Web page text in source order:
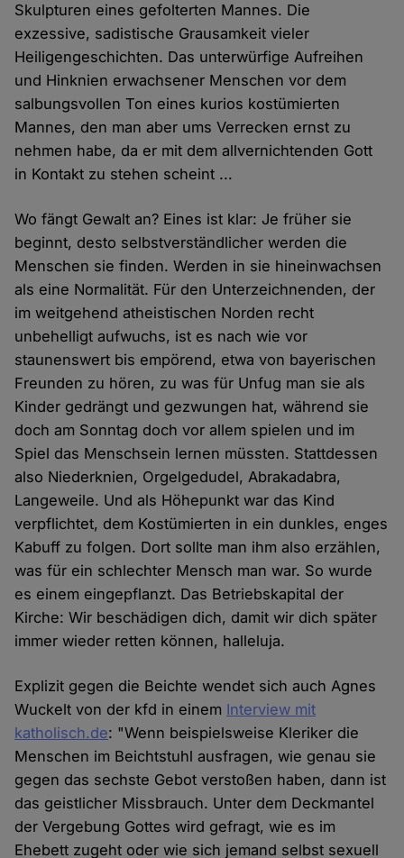
Skulpturen eines gefolterten Mannes. Die
exzessive, sadistische Grausamkeit vieler
Heiligengeschichten. Das unterwürfige Aufreihen
und Hinknien erwachsener Menschen vor dem
salbungsvollen Ton eines kurios kostümierten
Mannes, den man aber ums Verrecken ernst zu
nehmen habe, da er mit dem allvernichtenden Gott
in Kontakt zu stehen scheint ...
Wo fängt Gewalt an? Eines ist klar: Je früher sie
beginnt, desto selbstverständlicher werden die
Menschen sie finden. Werden in sie hineinwachsen
als eine Normalität. Für den Unterzeichnenden, der
im weitgehend atheistischen Norden recht
unbehelligt aufwuchs, ist es nach wie vor
staunenswert bis empörend, etwa von bayerischen
Freunden zu hören, zu was für Unfug man sie als
Kinder gedrängt und gezwungen hat, während sie
doch am Sonntag doch vor allem spielen und im
Spiel das Menschsein lernen müssten. Stattdessen
also Niederknien, Orgelgedudel, Abrakadabra,
Langeweile. Und als Höhepunkt war das Kind
verpflichtet, dem Kostümierten in ein dunkles, enges
Kabuff zu folgen. Dort sollte man ihm also erzählen,
was für ein schlechter Mensch man war. So wurde
es einem eingepflanzt. Das Betriebskapital der
Kirche: Wir beschädigen dich, damit wir dich später
immer wieder retten können, halleluja.
Explizit gegen die Beichte wendet sich auch Agnes
Wuckelt von der kfd in einem Interview mit
katholisch.de: "Wenn beispielsweise Kleriker die
Menschen im Beichtstuhl ausfragen, wie genau sie
gegen das sechste Gebot verstoßen haben, dann ist
das geistlicher Missbrauch. Unter dem Deckmantel
der Vergebung Gottes wird gefragt, wie es im
Ehebett zugeht oder wie sich jemand selbst sexuell